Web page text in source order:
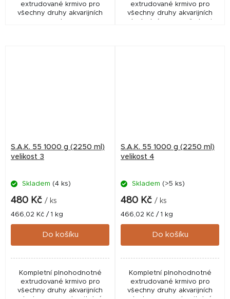
extrudované krmivo pro
všechny druhy akvarijních
extrudované krmivo pro
všechny druhy akvarijních
S.A.K. 55 1000 g (2250 ml)
velikost 3
Skladem (4 ks)
480 Kč / ks
Měrná
cena:
466,02 Kč / 1 kg
Do košíku
Kompletní plnohodnotné
extrudované krmivo pro
všechny druhy akvarijních
S.A.K. 55 1000 g (2250 ml)
velikost 4
Skladem (>5 ks)
480 Kč / ks
Měrná
cena:
466,02 Kč / 1 kg
Do košíku
Kompletní plnohodnotné
extrudované krmivo pro
všechny druhy akvarijních